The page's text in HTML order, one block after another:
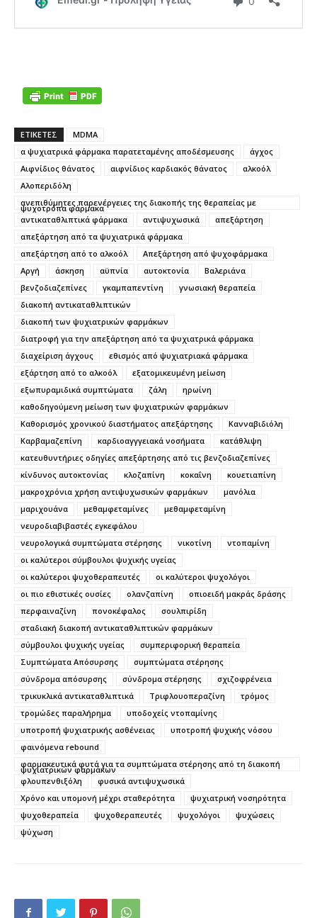
ΕΤΙΚΕΤΕΣ
MDMA
α ψυχιατρικά φάρμακα παρατεταμένης αποδέσμευσης
άγχος
Αιφνίδιος θάνατος
αιφνίδιος καρδιακός θάνατος
αλκοόλ
Αλοπεριδόλη
ανεπιθύμητες παρενέργειες της διακοπής της θεραπείας με
ψυχοτρόπα φάρμακα
αντικαταθλιπτικά φάρμακα
αντιψυχωσικά
απεξάρτηση
απεξάρτηση από τα ψυχιατρικά φάρμακα
απεξάρτηση από το αλκοόλ
Απεξάρτηση από ψυχοφάρμακα
Αργή
άσκηση αϋπνία αυτοκτονία
Βαλεριάνα
βενζοδιαζεπίνες
γκαμπαπεντίνη
γνωσιακή θεραπεία
διακοπή αντικαταθλιπτικών
διακοπή των ψυχιατρικών φαρμάκων
διατροφή για την απεξάρτηση από τα ψυχιατρικά φάρμακα
διαχείριση άγχους
εθισμός από ψυχιατριακά φάρμακα
εξάρτηση από το αλκοόλ
εξατομικευμένη μείωση
εξωπυραμιδικά συμπτώματα
ζάλη
ηρωίνη
καθοδηγούμενη μείωση των ψυχιατρικών φαρμάκων
Καθορισμός χρονικού διαστήματος απεξάρτησης
Κανναβιδιόλη
Καρβαμαζεπίνη
καρδιοαγγγειακά νοσήματα
κατάθλιψη
κατευθυντήριες οδηγίες απεξάρτησης από τις βενζοδιαζεπίνες
κίνδυνος αυτοκτονίας
κλοζαπίνη κοκαΐνη
κουετιαπίνη
μακροχρόνια χρήση αντιψυχωσικών φαρμάκων
μανόλια
μαριχουάνα
μεθαμφεταμίνες
μεθαμφεταμίνη
νευροδιαβιβαστές εγκεφάλου
νευρολογικά συμπτώματα στέρησης
νικοτίνη
ντοπαμίνη
οι καλύτεροι σύμβουλοι ψυχικής υγείας
οι καλύτεροι ψυχοθεραπευτές
οι καλύτεροι ψυχολόγοι
οι πιο εθιστικές ουσίες
ολανζαπίνη
οπιοειδή μακράς δράσης
περφαιναζίνη
πονοκέφαλος
σουλπιρίδη
σταδιακή διακοπή αντικαταθλιπτικών φαρμάκων
σύμβουλοι ψυχικής υγείας
συμπεριφορική θεραπεία
Συμπτώματα Απόσυρσης
συμπτώματα στέρησης
σύνδρομα απόσυρσης
σύνδρομα στέρησης
σχιζοφρένεια
τρικυκλικά αντικαταθλιπτικά
Τριφλουοπεραζίνη
τρόμος
τρομώδες παραλήρημα
υποδοχείς ντοπαμίνης
υποτροπή ψυχιατρικής ασθένειας
υποτροπή ψυχικής νόσου
φαινόμενα rebound
φαρμακευτικά φυτά για τα συμπτώματα στέρησης από τη διακοπή
ψυχιατρικών φαρμάκων
φλουπενθιξόλη
φυσικά αντιψυχωσικά
Χρόνο και υπομονή μέχρι σταθερότητα
ψυχιατρική νοσηρότητα
ψυχοθεραπεία
ψυχοθεραπευτές ψυχολόγοι
ψυχώσεις
ψύχωση